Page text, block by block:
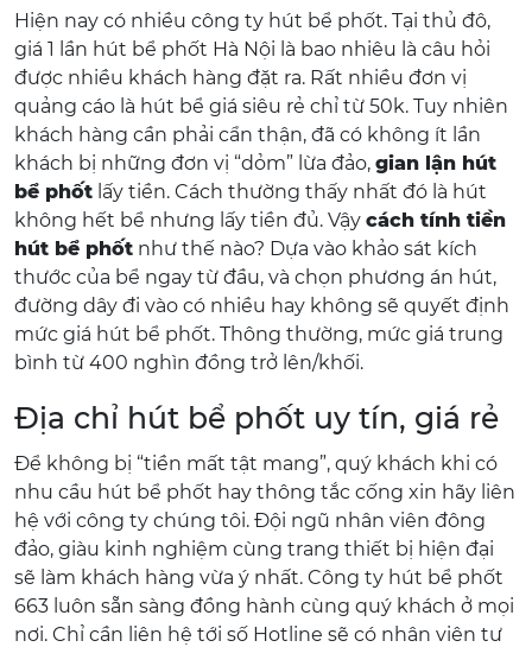
Hiện nay có nhiều công ty hút bể phốt. Tại thủ đô,
giá 1 lần hút bể phốt Hà Nội là bao nhiêu là câu hỏi
được nhiều khách hàng đặt ra. Rất nhiều đơn vị
quảng cáo là hút bể giá siêu rẻ chỉ từ 50k. Tuy nhiên
khách hàng cần phải cẩn thận, đã có không ít lần
khách bị những đơn vị “dỏm” lừa đảo, gian lận hút
bể phốt lấy tiền. Cách thường thấy nhất đó là hút
không hết bể nhưng lấy tiền đủ. Vậy cách tính tiền
hút bể phốt như thế nào? Dựa vào khảo sát kích
thước của bể ngay từ đầu, và chọn phương án hút,
đường dây đi vào có nhiều hay không sẽ quyết định
mức giá hút bể phốt. Thông thường, mức giá trung
bình từ 400 nghìn đồng trở lên/khối.
Địa chỉ hút bể phốt uy tín, giá rẻ
Để không bị “tiền mất tật mang”, quý khách khi có
nhu cầu hút bể phốt hay thông tắc cống xin hãy liên
hệ với công ty chúng tôi. Đội ngũ nhân viên đông
đảo, giàu kinh nghiệm cùng trang thiết bị hiện đại
sẽ làm khách hàng vừa ý nhất. Công ty hút bể phốt
663 luôn sẵn sàng đồng hành cùng quý khách ở mọi
nơi. Chỉ cần liên hệ tới số Hotline sẽ có nhân viên tư